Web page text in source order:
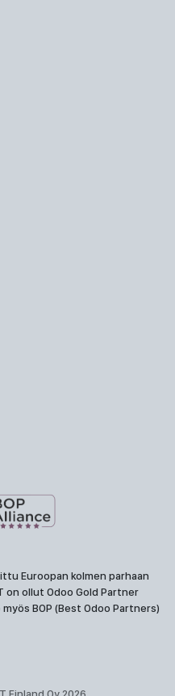
Euroopan kolmen parhaan
ollut Odoo Gold Partner
BOP (Best Odoo Partners)
Finland Oy 2026